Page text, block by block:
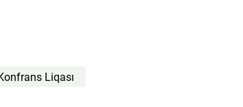
Liqası